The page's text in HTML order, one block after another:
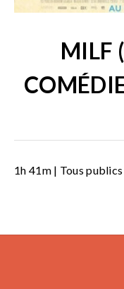
MILF
1h 41m | Tous